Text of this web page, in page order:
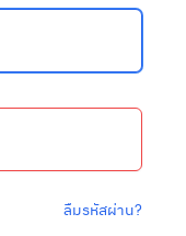
ลืมรหัสผ่าน?